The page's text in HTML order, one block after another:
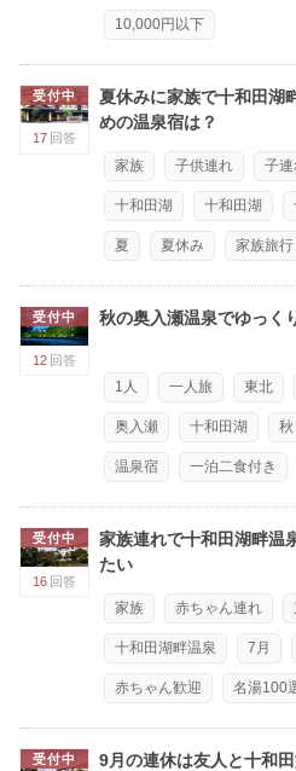
10,000円以下
受付中
17 回答
夏休みに家族で十和田湖
めの温泉宿は？
家族 子供連れ 子連
十和田湖 十和田湖
夏 夏休み 家族旅行
受付中
12 回答
秋の奥入瀬温泉でゆっく
1人 一人旅 東北
奥入瀬 十和田湖 秋
温泉宿 一泊二食付き
受付中
16 回答
家族連れで十和田湖畔温
たい
家族 赤ちゃん連れ
十和田湖畔温泉 7月
赤ちゃん歓迎 名湯100
受付中
9月の連休は友人と十和